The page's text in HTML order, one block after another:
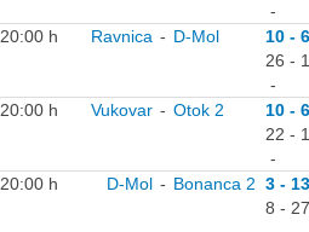
-
20:00 h Ravnica - D-Mol
10 - 6
26 -
-
20:00 h Vukovar - Otok 2
10 - 6
22 -
-
20:00 h D-Mol - Bonanca 2 3 - 13
8 - 27